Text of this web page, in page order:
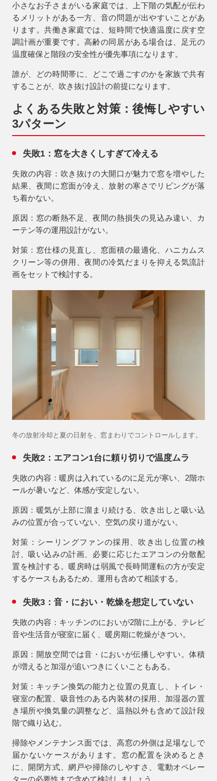
小さなお子さまがいる家庭では、上下階の気配が伝わ
るメリットがある一方、音の問題が出やすいことがあ
ります。共働き家庭では、短時間で快適温度に戻す空
調計画が重要です。高齢の同居がある場合は、足元の
温度確保と階段の安全性が優先事項になります。
誰が、どの時間帯に、どこで過ごすのかを家族で共有
することが、吹き抜け設計の前提になります。
よくある失敗と対策：後悔しやすい
3パターン
失敗1：窓を大きくしすぎて冷える
失敗の内容：吹き抜けの大開口が魅力で窓を増やした
結果、夜間に窓面が冷え、放射の寒さでリビングが落
ち着かない。
原因：窓の断熱不足、夜間の熱損失の見込み違い、カ
ーテン等の運用設計がない。
対策：窓仕様の見直し、窓面積の最適化、ハニカムス
クリーン等の併用、夜間の冷気だまりを抑える気流計
画をセットで検討する。
冬の放射冷却と夏の日射を、窓まわりでコントロールします。
失敗2：エアコン1台に頼り切りで温度ムラ
失敗の内容：暖房は入れているのに足元が寒い、2階ホ
ールが暑いなど、体感が安定しない。
原因：暖気が上部に溜まり続ける、吹き出しと吸い込
みの位置が合っていない、空気の戻り道がない。
対策：シーリングファンの採用、吹き出し位置の検
討、吸い込みの計画、必要に応じたエアコンの分散配
置を検討する。暖房時は弱風で長時間運転の方が安定
するケースもあるため、運用も含めて相談する。
失敗3：音・におい・乾燥を想定していない
失敗の内容：キッチンのにおいが2階に上がる、テレビ
音や生活音が寝室に届く、暖房期に乾燥がきつい。
原因：開放空間では音・においが伝播しやすい。体積
が増えると加湿が追いつきにくいこともある。
対策：キッチン換気の能力と位置の見直し、トイレ・
寝室の配置、吸音性のある内装材の採用、加湿器の置
き場所や換気量の調整など、温熱以外も含めて設計段
階で織り込む。
掃除やメンテナンス面では、高窓の外側は足場なしで
届かないケースがあります。窓の配置を決めるとき
に、開閉方式、網戸や掃除のしやすさ、電動オペレー
ターの必要性まで含めて検討しましょう。